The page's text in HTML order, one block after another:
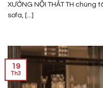
XƯỞNG NỘI THẤT TH chúng
sofa, [...]
19
Th3